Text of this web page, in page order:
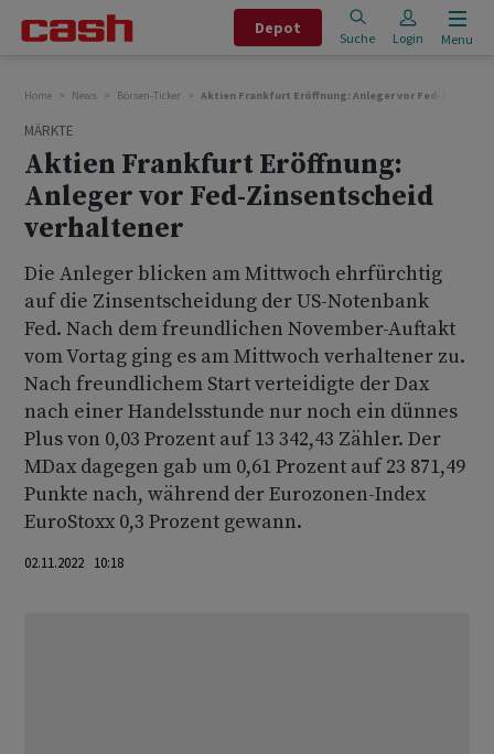
Depot
Suche Login Menu
Home News Börsen-Ticker Aktien Frankfurt Eröffnung: Anleger vor Fed-
MÄRKTE
Aktien Frankfurt Eröffnung:
Anleger vor Fed-Zinsentscheid
verhaltener
Die Anleger blicken am Mittwoch ehrfürchtig
auf die Zinsentscheidung der US-Notenbank
Fed. Nach dem freundlichen November-Auftakt
vom Vortag ging es am Mittwoch verhaltener zu.
Nach freundlichem Start verteidigte der Dax
nach einer Handelsstunde nur noch ein dünnes
Plus von 0,03 Prozent auf 13 342,43 Zähler. Der
MDax dagegen gab um 0,61 Prozent auf 23 871,49
Punkte nach, während der Eurozonen-Index
EuroStoxx 0,3 Prozent gewann.
02.11.2022 10:18